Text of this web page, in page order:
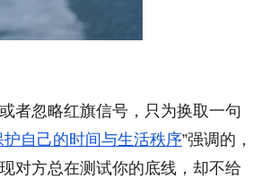
者忽略红旗信号，只为换取一句
自己的时间与生活秩序”强调的，
对方总在测试你的底线，却不给